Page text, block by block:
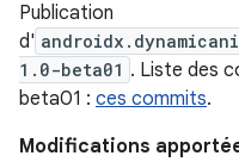
Publication
d'
1.0-beta01 . Liste des
beta01 : ces commits.
Modifications